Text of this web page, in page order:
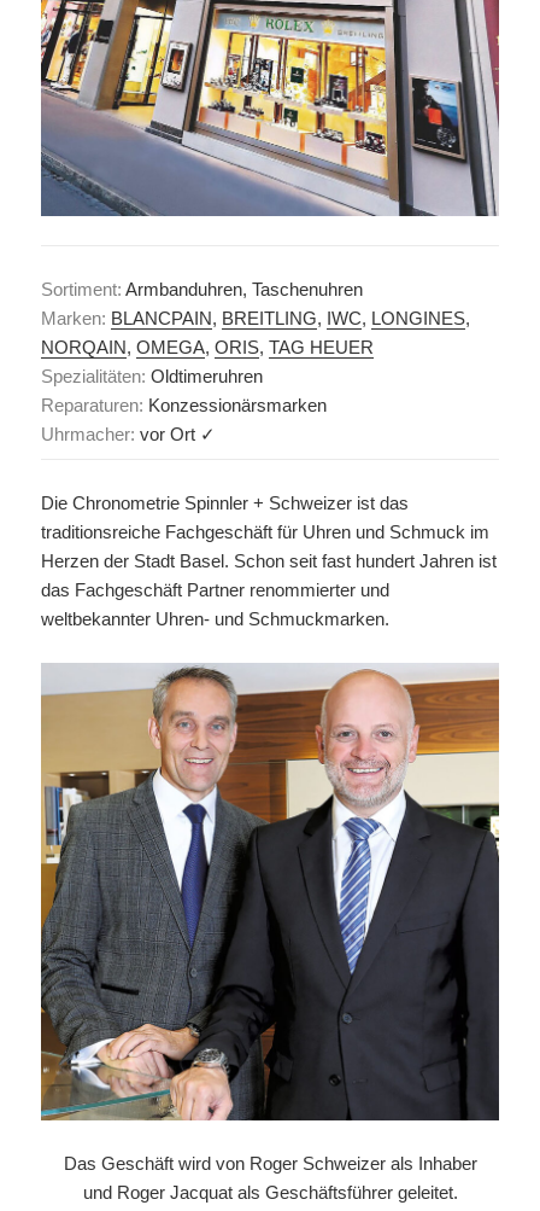
Sortiment: Armbanduhren, Taschenuhren
Marken: BLANCPAIN, BREITLING, IWC, LONGINES,
NORQAIN,OMEGA,ORIS,TAG HEUER
Spezialitäten: Oldtimeruhren
Reparaturen: Konzessionärsmarken
Uhrmacher: vor Ort ✓
Die Chronometrie Spinnler + Schweizer ist das
traditionsreiche Fachgeschäft für Uhren und Schmuck im
Herzen der Stadt Basel. Schon seit fast hundert Jahren ist
das Fachgeschäft Partner renommierter und
weltbekannter Uhren- und Schmuckmarken.
Das Geschäft wird von Roger Schweizer als Inhaber
und Roger Jacquat als Geschäftsführer geleitet.